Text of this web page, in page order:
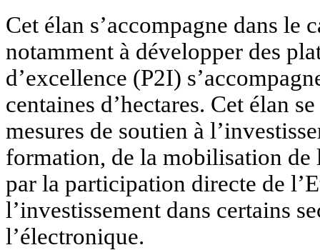
Cet élan s’accompagne dans le
notamment à développer des
d’excellence (P2I)
centaines d’hectares. Cet élan
mesures de soutien à
formation, de la mobilisation de
par la participation directe de
l’investissement dans certains
l’électronique.